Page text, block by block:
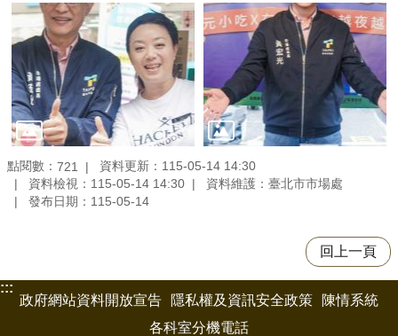
點閱數： 721
資料更新：115-05-14 14:30
資料檢視：115-05-14 14:30
資料維護：臺北市市場處
發布日期：115-05-14
回上一頁
:::
政府網站資料開放宣告
隱私權及資訊安全政策
陳情系統
各科室分機電話